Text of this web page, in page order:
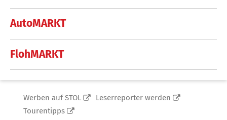
AutoMARKT
FlohMARKT
Werben auf STOL
Leserreporter werden
Tourentipps